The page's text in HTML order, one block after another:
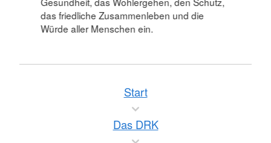
das friedliche Zusammenleben und die
Würde aller Menschen ein.
Start
Das DRK